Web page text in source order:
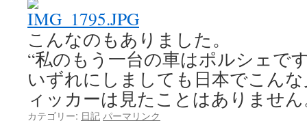
こんなのもありました。
“私のもう一台の車はポルシェで
いずれにしましても日本でこん
ィッカーは見たことはありませ
カテゴリー: 日記 パーマリンク